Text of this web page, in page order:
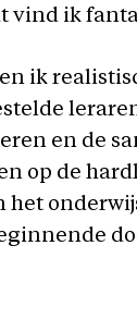
vind ik
ik
en de
op de
het